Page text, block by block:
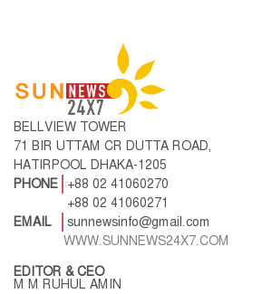
BELLVIEW TOWER
71 BIR UTTAM CR DUTTA ROAD,
HATIRPOOL DHAKA-1205
PHONE
+88 02 41060270
+88 02 41060271
EMAIL
sunnewsinfo@gmail.com
WWW.SUNNEWS24X7.COM
EDITOR & CEO
M M RUHUL AMIN